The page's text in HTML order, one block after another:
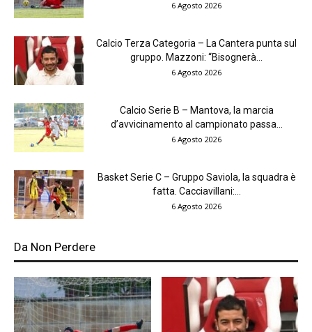
6 Agosto 2026
Calcio Terza Categoria – La Cantera punta sul
gruppo. Mazzoni: “Bisognerà...
6 Agosto 2026
Calcio Serie B – Mantova, la marcia
d’avvicinamento al campionato passa...
6 Agosto 2026
Basket Serie C – Gruppo Saviola, la squadra è
fatta. Cacciavillani:...
6 Agosto 2026
Da Non Perdere